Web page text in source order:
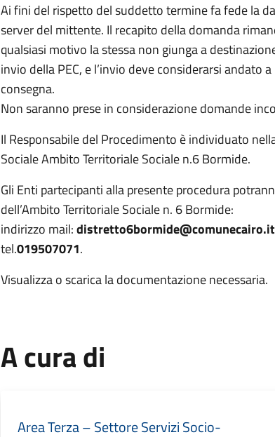
Ai fini del rispetto del suddetto termine fa fede la
server del mittente. Il recapito della domanda
qualsiasi motivo la stessa non giunga a
invio della PEC, e l’invio deve considerarsi andato
consegna.
Non saranno prese in considerazione domande
Il Responsabile del Procedimento è individuato
Sociale Ambito Territoriale Sociale n.6 Bormide.
Gli Enti partecipanti alla presente procedura
dell’Ambito Territoriale Sociale n. 6 Bormide:
indirizzo mail:distretto6bormide@comunecairo.it
tel.019507071.
Visualizza o scarica la documentazione necessaria.
A cura di
Area Terza – Settore Servizi Socio-